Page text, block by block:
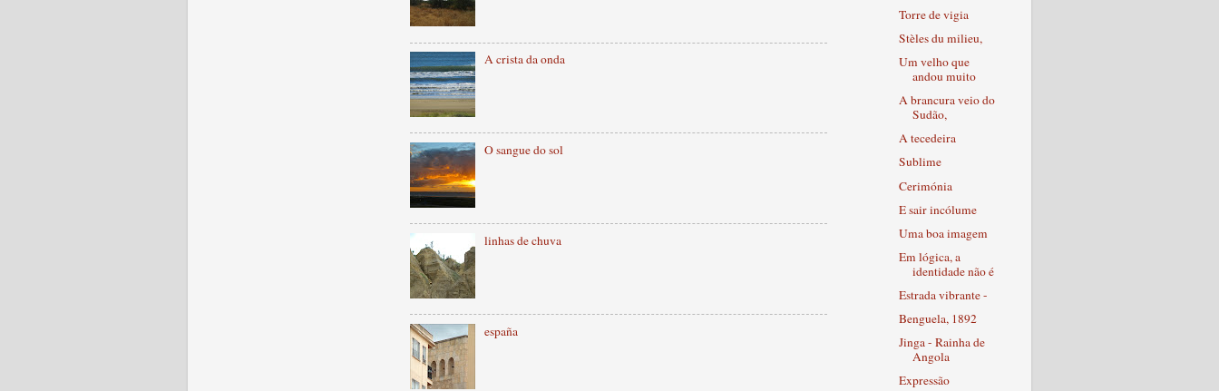
A crista da onda
O sangue do sol
linhas de chuva
españa
Torre de vigia
Stèles du milieu,
Um velho que
andou muito
A brancura veio do
Sudão,
A tecedeira
Sublime
Cerimónia
E sair incólume
Uma boa imagem
Em lógica, a
identidade não é
Estrada vibrante -
Benguela, 1892
Jinga - Rainha de
Angola
Expressão